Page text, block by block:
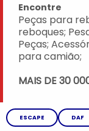
Encontre
Peças para
reboques;
Peças;
para camião;
MAIS DE 30
ESCAPE DAF